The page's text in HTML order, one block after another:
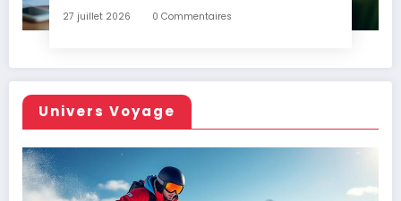
27 juillet 2026 0 Commentaires
Univers Voyage